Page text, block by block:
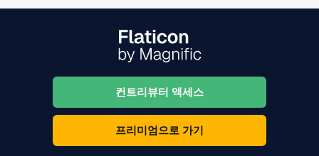
컨트리뷰터 액세스
프리미엄으로 가기